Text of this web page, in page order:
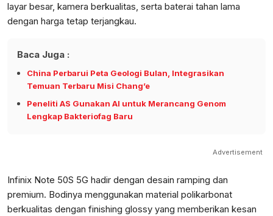
layar besar, kamera berkualitas, serta baterai tahan lama
dengan harga tetap terjangkau.
Baca Juga :
China Perbarui Peta Geologi Bulan, Integrasikan
Temuan Terbaru Misi Chang’e
Peneliti AS Gunakan AI untuk Merancang Genom
Lengkap Bakteriofag Baru
Advertisement
Infinix Note 50S 5G hadir dengan desain ramping dan
premium. Bodinya menggunakan material polikarbonat
berkualitas dengan finishing glossy yang memberikan kesan